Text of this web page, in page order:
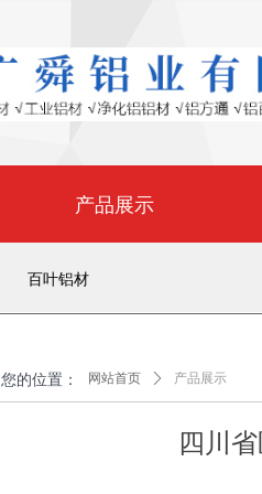
产品展示
百叶铝材
您的位置： 网站首页 ꄲ 产品展示
四川